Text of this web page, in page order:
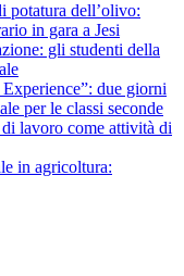
potatura dell’olivo:
in gara a Jesi
gli studenti della
due giorni
per le classi seconde
lavoro come attività di
in agricoltura: